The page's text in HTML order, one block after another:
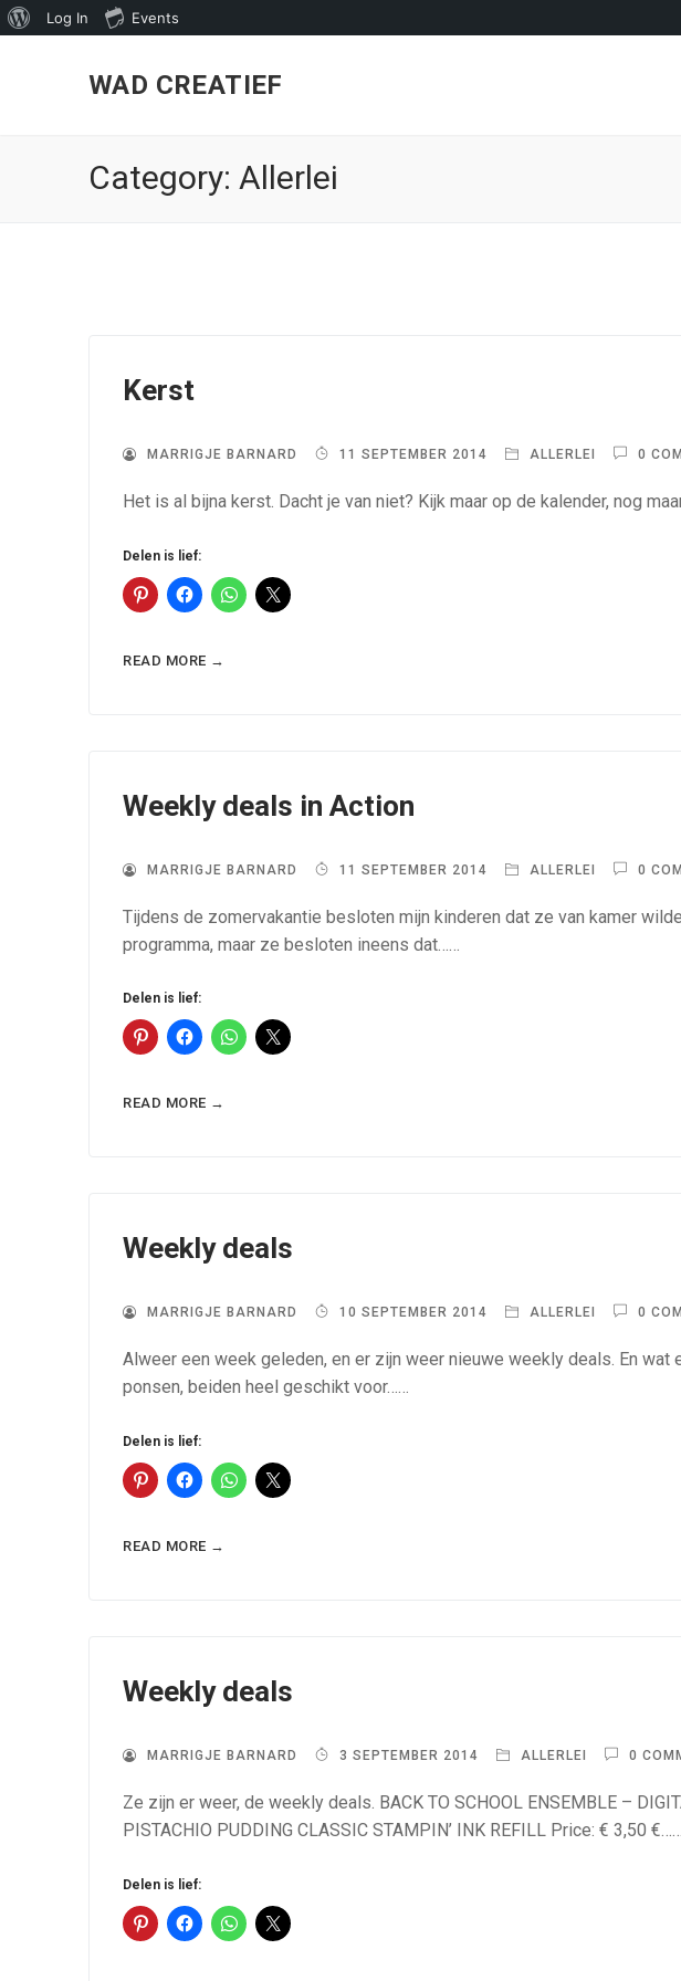
About
Log In Events
WAD CREATIEF
Category: Allerlei
Kerst
MARRIGJE BARNARD 11 SEPTEMBER 2014 ALLERLEI 0
Het is al bijna kerst. Dacht je van niet? Kijk maar op de kalender, nog
Delen is lief:
READ MORE →
Weekly deals in Action
MARRIGJE BARNARD 11 SEPTEMBER 2014 ALLERLEI 0
Tijdens de zomervakantie besloten mijn kinderen dat ze van kamer
programma, maar ze besloten ineens dat……
Delen is lief:
READ MORE →
Weekly deals
MARRIGJE BARNARD 10 SEPTEMBER 2014 ALLERLEI 0
Alweer een week geleden, en er zijn weer nieuwe weekly deals. En wat
ponsen, beiden heel geschikt voor……
Delen is lief:
READ MORE →
Weekly deals
MARRIGJE BARNARD 3 SEPTEMBER 2014 ALLERLEI 0
Ze zijn er weer, de weekly deals. BACK TO SCHOOL ENSEMBLE –
PISTACHIO PUDDING CLASSIC STAMPIN’ INK REFILL Price: € 3,50 €……
Delen is lief: